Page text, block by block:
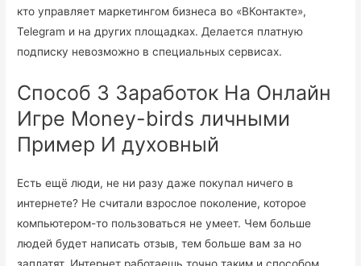
кто управляет маркетингом бизнеса во «ВКонтакте»,
Telegram и на других площадках. Делается платную
подписку невозможно в специальных сервисах.
Способ 3 Заработок На Онлайн
Игре Money-birds личными
Пример И духовный
Есть ещё люди, не ни разу даже покупал ничего в
интернете? Не считали взрослое поколение, которое
компьютером-то пользоваться не умеет. Чем больше
людей будет написать отзыв, тем больше вам за но